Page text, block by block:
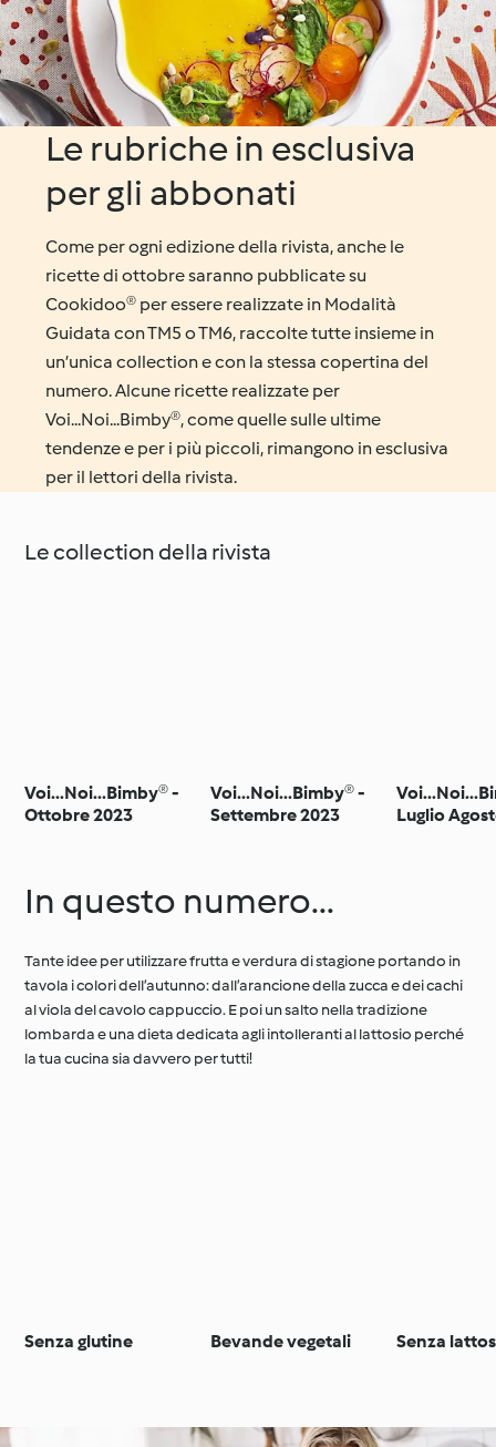
Le rubriche in esclusiva
per gli abbonati
Come per ogni edizione della rivista, anche le
ricette di ottobre saranno pubblicate su
Cookidoo® per essere realizzate in Modalità
Guidata con TM5 o TM6, raccolte tutte insieme in
un’unica collection e con la stessa copertina del
numero. Alcune ricette realizzate per
Voi...Noi...Bimby®, come quelle sulle ultime
tendenze e per i più piccoli, rimangono in esclusiva
per il lettori della rivista.
Le collection della rivista
Voi...Noi...Bimby® -
Ottobre 2023
Voi...Noi...Bimby® -
Settembre 2023
Luglio
In questo numero...
Tante idee per utilizzare frutta e verdura di stagione portando in
tavola i colori dell’autunno: dall’arancione della zucca e dei cachi
al viola del cavolo cappuccio. E poi un salto nella tradizione
lombarda e una dieta dedicata agli intolleranti al lattosio perché
la tua cucina sia davvero per tutti!
Senza glutine Bevande vegetali Senza